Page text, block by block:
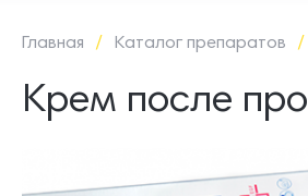
Главная / Каталог препаратов /
Крем после